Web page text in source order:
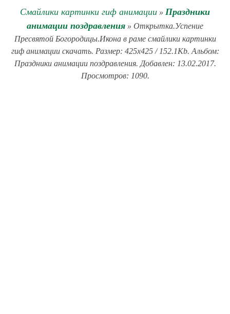
Смайлики картинки гиф анимации » Праздники
анимации поздравления » Открытка.Успение
Пресвятой Богородицы.Икона в раме смайлики картинки
гиф анимации скачать. Размер: 425x425 / 152.1Kb. Альбом:
Праздники анимации поздравления. Добавлен: 13.02.2017.
Просмотров: 1090.